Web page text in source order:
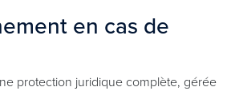
en cas de
protection juridique complète, gérée